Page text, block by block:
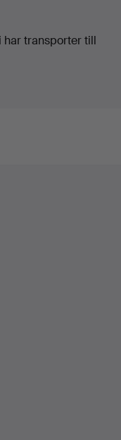
har transporter till